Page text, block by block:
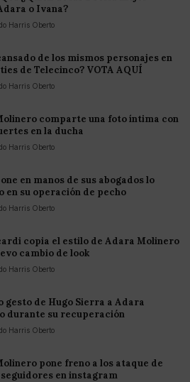
o Ivana?
Harris Oberto
de los mismos personajes en
de Telecinco? VOTA AQUÍ
Harris Oberto
comparte una foto íntima con
en la ducha
Harris Oberto
en manos de sus abogados lo
en su operación de pecho
Harris Oberto
copia el estilo de Adara Molinero
cambio de look
Harris Oberto
gesto de Hugo Sierra a Adara
durante su recuperación
Harris Oberto
pone freno a los ataque de
seguidores en instagram